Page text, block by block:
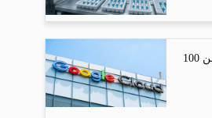
جوجل كلاود تستثمر بأكثر من 100